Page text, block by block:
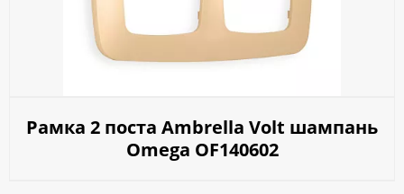
Рамка 2 поста Ambrella Volt шампань
Omega OF140602